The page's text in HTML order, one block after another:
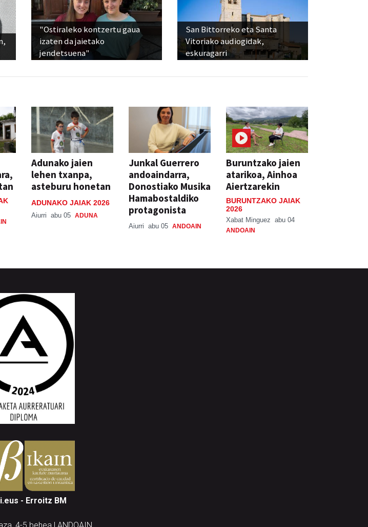
"Ostiraleko kontzertu gaua
izaten da jaietako
jendetsuena"
San Bittorreko eta Santa
Vitoriako audiogidak,
eskuragarri
Adunako jaien
lehen txanpa,
asteburu honetan
ADUNAKO JAIAK 2026
Aiurri abu 05 ADUNA
Junkal Guerrero
andoaindarra,
Donostiako Musika
Hamabostaldiko
protagonista
Aiurri abu 05 ANDOAIN
Buruntzako jaien
atarikoa, Ainhoa
Aiertzarekin
BURUNTZAKO JAIAK
2026
Xabat Minguez abu 04
ANDOAIN
- Erroitz BM